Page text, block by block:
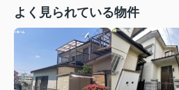
よく見られている物件